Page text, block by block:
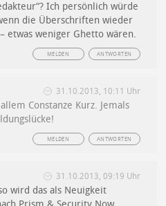
Ich persönlich würde
die Überschriften wieder
etwas weniger Ghetto wären.
ANTWORTEN
MELDEN
31.10.2013, 10:11 Uhr
Constanze Kurz. Jemals
ANTWORTEN
MELDEN
31.10.2013, 09:19 Uhr
wird das als Neuigkeit